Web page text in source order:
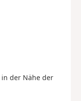
in der Nähe der